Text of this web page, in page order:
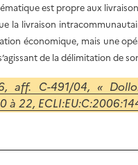
est propre aux
la livraison
économique, mais une
de la délimitation de
aff. C-491/04, «
à 22,